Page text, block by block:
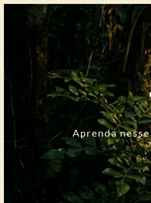
Aprenda